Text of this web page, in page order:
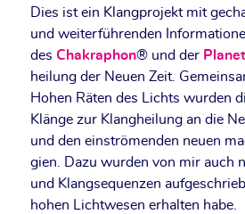
Dies ist ein Klang­pro­jekt mit
und wei­ter­füh­ren­den
des Chakra­phon® und der
hei­lung der Neu­en Zeit.
Hohen Räten des Lichts wur­den
Klän­ge zur Klang­hei­lung an die
und den ein­strö­men­den neu­en
gien. Dazu wur­den von mir auch
und Klang­se­quen­zen
hohen Licht­we­sen erhal­ten habe.